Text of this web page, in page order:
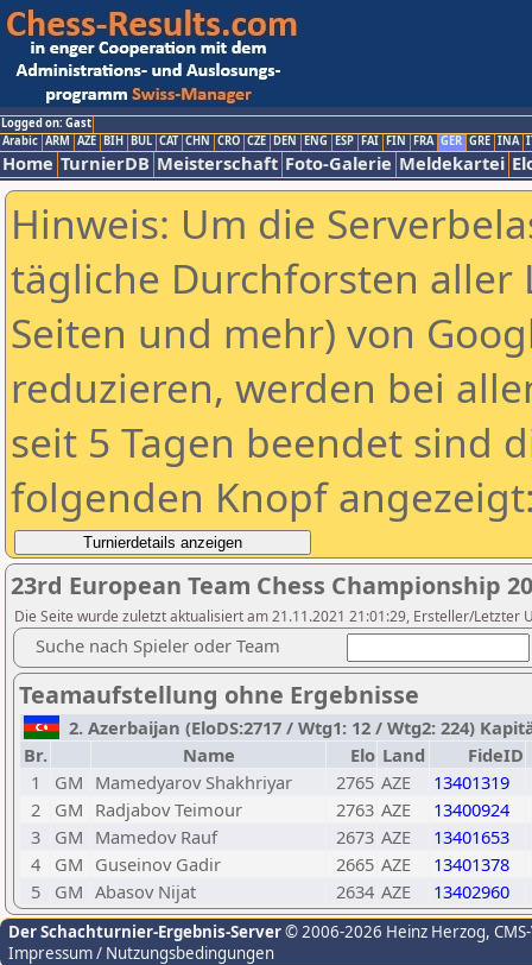
Logged on: Gast
Arabic ARM AZE BIH BUL CAT CHN CRO CZE DEN ENG ESP FAI FIN FRA GER GRE INA
Home TurnierDB Meisterschaft Foto-Galerie Meldekartei
Hinweis: Um die
tägliche Durchforsten aller
Seiten und mehr) von
reduzieren, werden bei
seit 5 Tagen beendet sind
folgenden Knopf
23rd European Team Chess Championship
Die Seite wurde zuletzt aktualisiert am 21.11.2021 21:01:29, Ersteller/Letzter
Suche nach Spieler oder Team
Teamaufstellung ohne Ergebnisse
2. Azerbaijan (EloDS:2717 / Wtg1: 12 / Wtg2: 224)
Br.
Name Elo Land FideID
1
GM Mamedyarov Shakhriyar 2765 AZE
13401319
2
GM Radjabov Teimour 2763 AZE
13400924
3
GM Mamedov Rauf 2673 AZE
13401653
4
GM Guseinov Gadir 2665 AZE
13401378
5
GM Abasov Nijat 2634 AZE 13402960
Der Schachturnier-Ergebnis-Server© 2006-2026 Heinz Herzog,
Impressum / Nutzungsbedingungen